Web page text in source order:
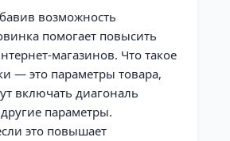
возможность
помогает повысить
магазинов. Что такое
— это параметры товара,
включать диагональ
параметры.
это повышает